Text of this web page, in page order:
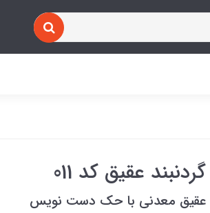
گردنبند عقیق کد 011
عقیق معدنی با حک دست نویس